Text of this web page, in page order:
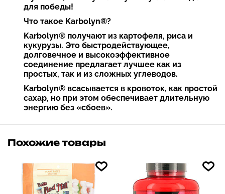
для победы!
Что такое Karbolyn®?
Karbolyn® получают из картофеля, риса и
кукурузы. Это быстродействующее,
долговечное и высокоэффективное
соединение предлагает лучшее как из
простых, так и из сложных углеводов.
Karbolyn® всасывается в кровоток, как простой
сахар, но при этом обеспечивает длительную
энергию без «сбоев».
Похожие товары